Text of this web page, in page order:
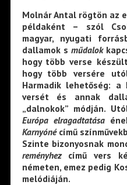
Molnár Antal rögtön az
példaként – szól
magyar, nyugati
dallamok s műdalok
hogy több verse
hogy több versére
Harmadik lehetőség:
versét és annak
„dalnokok” módján.
Európa elragadtatása
Karnyónécímű
Szinte bizonyosnak
reményhezcímű vers
németen, emez pedig
melódiáján.